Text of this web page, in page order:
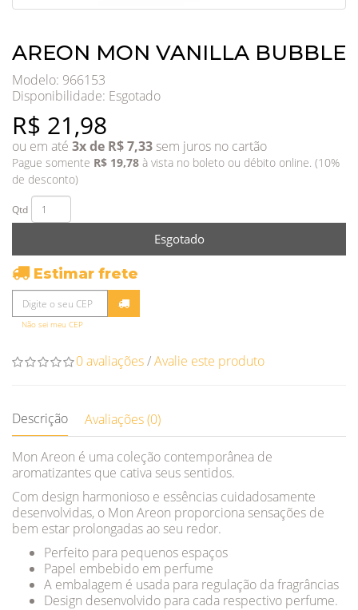
AREON MON VANILLA BUBBLE
Modelo: 966153
Disponibilidade: Esgotado
R$ 21,98
ou em até 3x de R$ 7,33 sem juros no cartão
Pague somente R$ 19,78 à vista no boleto ou débito online. (10%
de desconto)
Qtd
Esgotado
Estimar frete
Não sei meu CEP
0 avaliações/Avalie este produto
Descrição Avaliações (0)
Mon Areon é uma coleção contemporânea de
aromatizantes que cativa seus sentidos.
Com design harmonioso e essências cuidadosamente
desenvolvidas, o Mon Areon proporciona sensações de
bem estar prolongadas ao seu redor.
Perfeito para pequenos espaços
Papel embebido em perfume
A embalagem é usada para regulação da fragrâncias
Design desenvolvido para cada respectivo perfume.